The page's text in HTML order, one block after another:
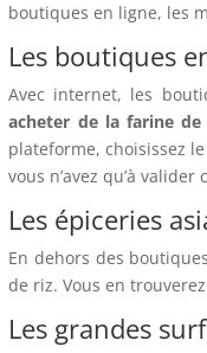
boutiques en ligne, les
Les boutiques
Avec internet, les
acheter de la farine de
plateforme, choisissez
vous n’avez qu’à
Les épiceries
En dehors des
de riz. Vous en
Les grandes